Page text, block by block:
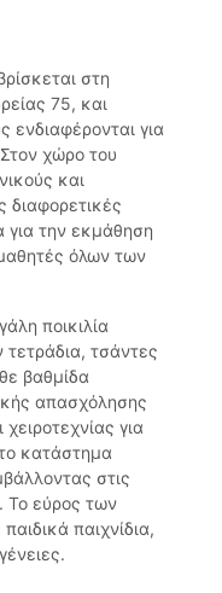
στη
75, και
ενδιαφέρονται για
χώρο του
και
διαφορετικές
για την εκμάθηση
όλων των
ποικιλία
τσάντες
βαθμίδα
απασχόλησης
για
κατάστημα
στις
Το εύρος των
παιχνίδια,